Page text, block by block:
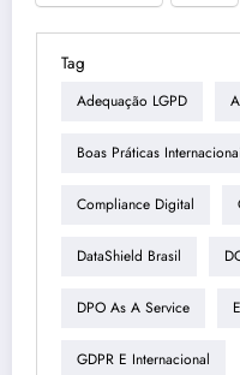
Tag
Adequação LGPD
Boas Práticas
Compliance Digital
DataShield Brasil
DPO As A Service
GDPR E Internacional